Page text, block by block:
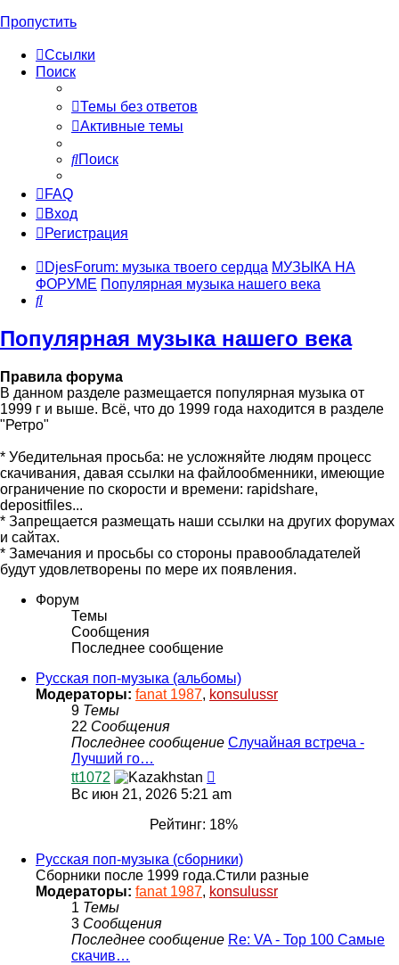
Пропустить
Ссылки
Поиск
Темы без ответов
Активные темы
Поиск
FAQ
Вход
Регистрация
DjesForum: музыка твоего сердца МУЗЫКА НА
ФОРУМЕ Популярная музыка нашего века
Поиск
Популярная музыка нашего века
Правила форума
В данном разделе размещается популярная музыка от
1999 г и выше. Всё, что до 1999 года находится в разделе
"Ретро"
* Убедительная просьба: не усложняйте людям процесс
скачивания, давая ссылки на файлообменники, имеющие
ограничение по скорости и времени: rapidshare,
depositfiles...
* Запрещается размещать наши ссылки на других форумах
и сайтах.
* Замечания и просьбы со стороны правообладателей
будут удовлетворены по мере их появления.
Форум
Темы
Сообщения
Последнее сообщение
Русская поп-музыка (альбомы)
Модераторы: fanat 1987, konsulussr
9 Темы
22 Сообщения
Последнее сообщение Случайная встреча -
Лучший го…
tt1072
к
сообщению
Вс июн 21, 2026 5:21 am
Рейтинг: 18%
Русская поп-музыка (сборники)
Сборники после 1999 года.Стили разные
Модераторы: fanat 1987, konsulussr
1 Темы
3 Сообщения
Последнее сообщение Re: VA - Top 100 Самые
скачив…